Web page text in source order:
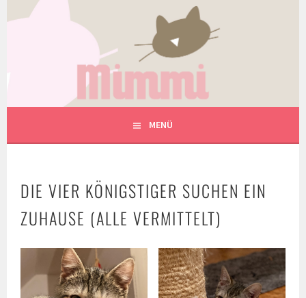
Springe
zum
MIMMIS TIERHILFE UND
TIERHEILPRAXIS
MENÜ
DIE VIER KÖNIGSTIGER SUCHEN EIN
ZUHAUSE (ALLE VERMITTELT)